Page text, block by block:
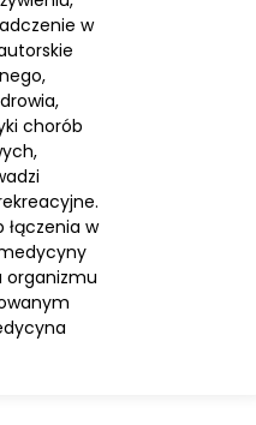
w
chorób
łączenia w
organizmu